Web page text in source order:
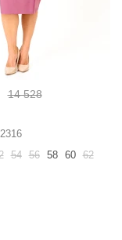
14 528
54 56 58 60 62